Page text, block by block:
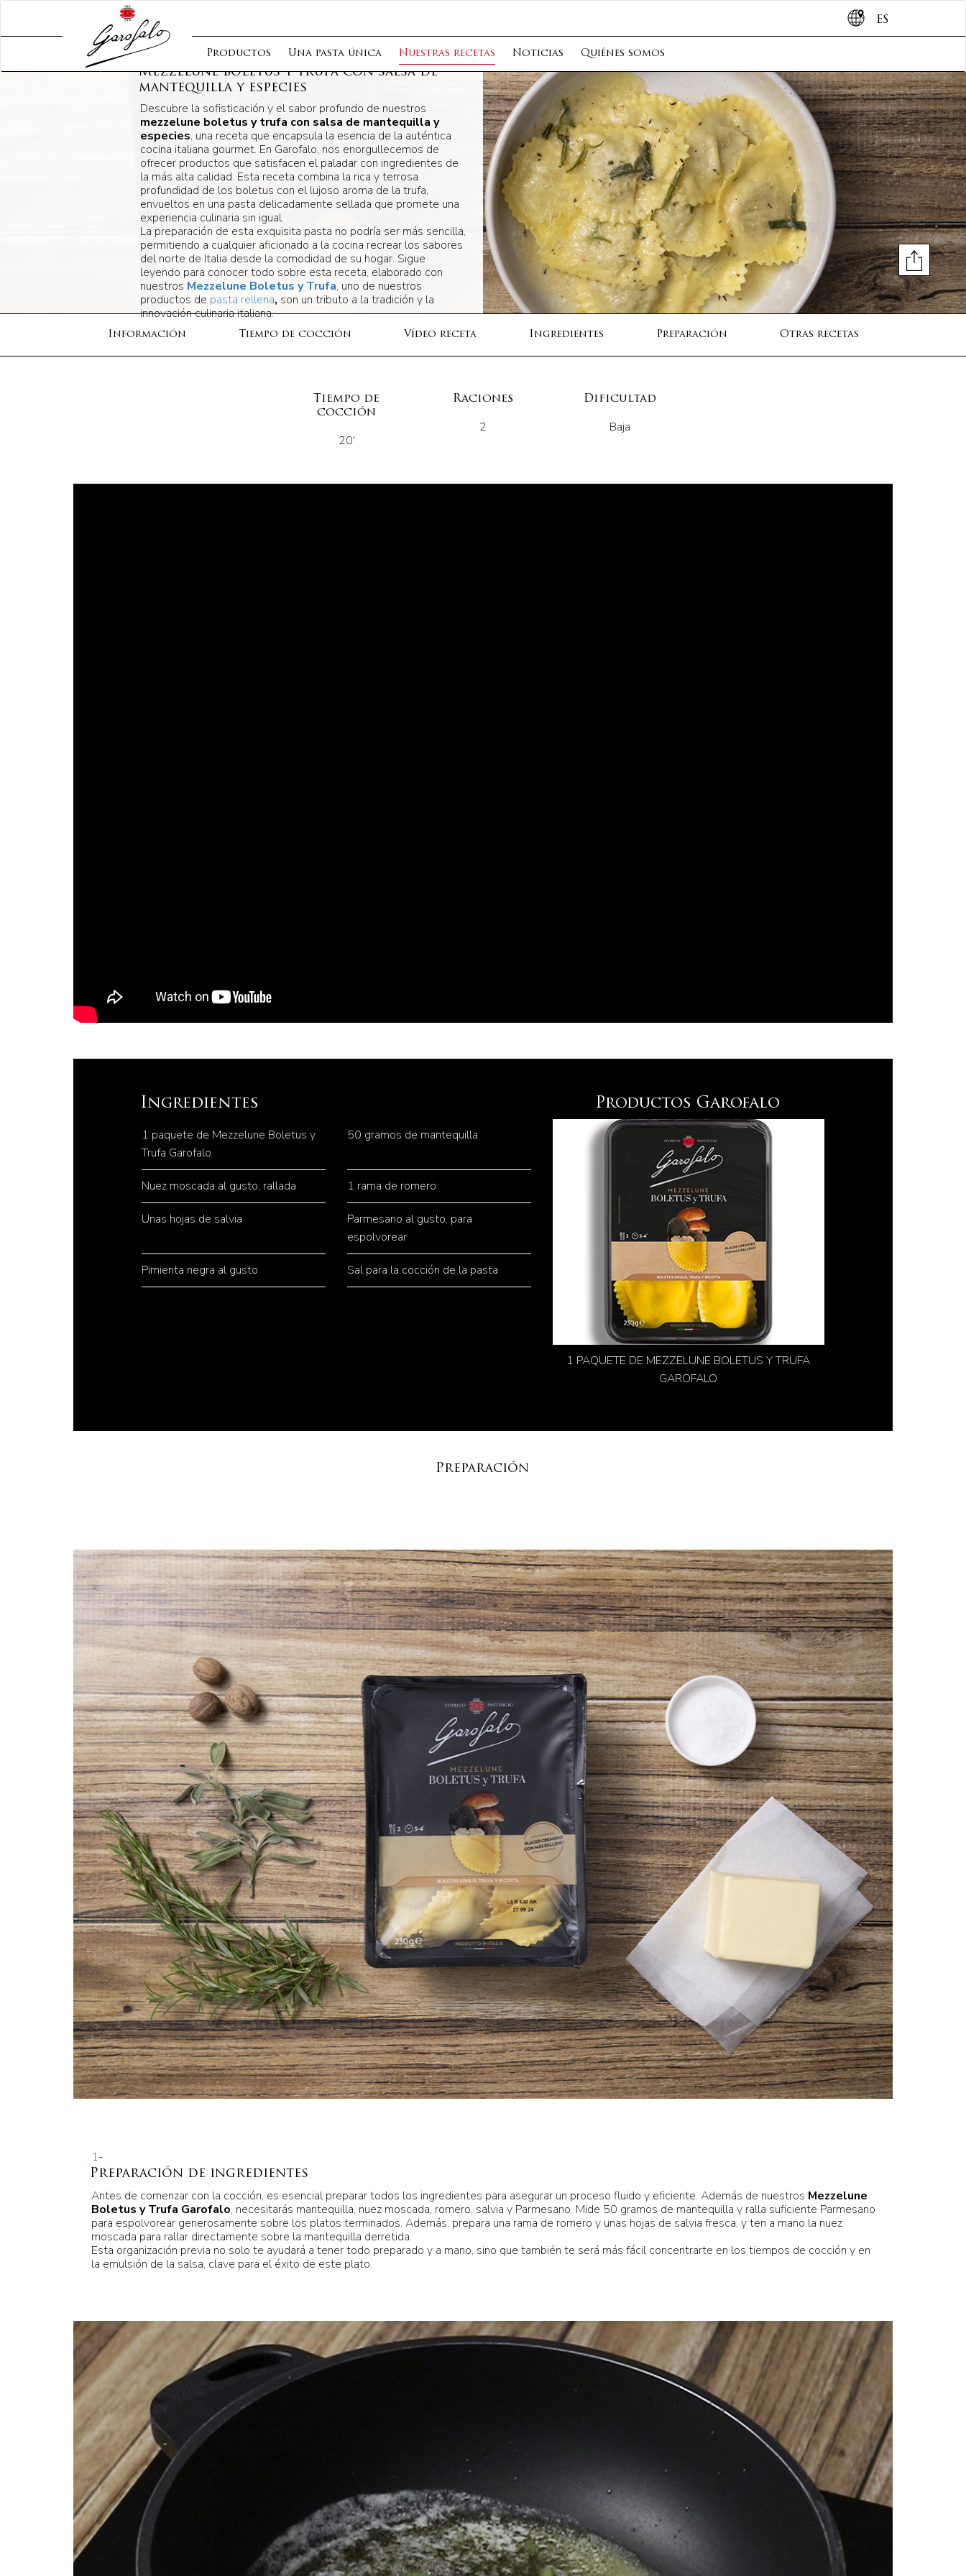
Productos Una pasta única Nuestras recetas Noticias Quiénes somos
ES
Mezzelune boletus y trufa con salsa de
mantequilla y especies
Descubre la sofisticación y el sabor profundo de nuestros
mezzelune boletus y trufa con salsa de mantequilla y
especies, una receta que encapsula la esencia de la auténtica
cocina italiana gourmet. En Garofalo, nos enorgullecemos de
ofrecer productos que satisfacen el paladar con ingredientes de
la más alta calidad. Esta receta combina la rica y terrosa
profundidad de los boletus con el lujoso aroma de la trufa,
envueltos en una pasta delicadamente sellada que promete una
experiencia culinaria sin igual.
La preparación de esta exquisita pasta no podría ser más sencilla,
permitiendo a cualquier aficionado a la cocina recrear los sabores
del norte de Italia desde la comodidad de su hogar. Sigue
leyendo para conocer todo sobre esta receta, elaborado con
nuestros Mezzelune Boletus y Trufa, uno de nuestros
productos de pasta rellena, son un tributo a la tradición y la
innovación culinaria italiana.
Información Tiempo de cocción Vídeo receta Ingredientes Preparación Otras recetas
Tiempo de
cocción
20'
Raciones
2
Dificultad
Baja
Ingredientes
1 paquete de Mezzelune Boletus y
Trufa Garofalo
50 gramos de mantequilla
Nuez moscada al gusto, rallada 1 rama de romero
Unas hojas de salvia
Parmesano al gusto, para
espolvorear
Pimienta negra al gusto Sal para la cocción de la pasta
Productos Garofalo
1 PAQUETE DE MEZZELUNE BOLETUS Y TRUFA
GAROFALO
Preparación
1-
Preparación de ingredientes
Antes de comenzar con la cocción, es esencial preparar todos los ingredientes para asegurar un proceso fluido y eficiente. Además de nuestros Mezzelune
Boletus y Trufa Garofalo, necesitarás mantequilla, nuez moscada, romero, salvia y Parmesano. Mide 50 gramos de mantequilla y ralla suficiente Parmesano
para espolvorear generosamente sobre los platos terminados. Además, prepara una rama de romero y unas hojas de salvia fresca, y ten a mano la nuez
moscada para rallar directamente sobre la mantequilla derretida.
Esta organización previa no solo te ayudará a tener todo preparado y a mano, sino que también te será más fácil concentrarte en los tiempos de cocción y en
la emulsión de la salsa, clave para el éxito de este plato.